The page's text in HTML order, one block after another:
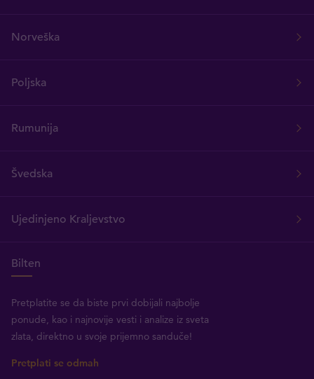
Norveška
Poljska
Rumunija
Švedska
Ujedinjeno Kraljevstvo
Bilten
Pretplatite se da biste prvi dobijali najbolje
ponude, kao i najnovije vesti i analize iz sveta
zlata, direktno u svoje prijemno sanduče!
Pretplati se odmah